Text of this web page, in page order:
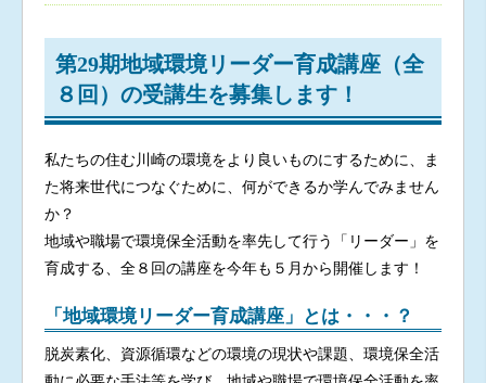
第29期地域環境リーダー育成講座（全
８回）の受講生を募集します！
私たちの住む川崎の環境をより良いものにするために、ま
た将来世代につなぐために、何ができるか学んでみません
か？
地域や職場で環境保全活動を率先して行う「リーダー」を
育成する、全８回の講座を今年も５月から開催します！
「地域環境リーダー育成講座」とは・・・？
脱炭素化、資源循環などの環境の現状や課題、環境保全活